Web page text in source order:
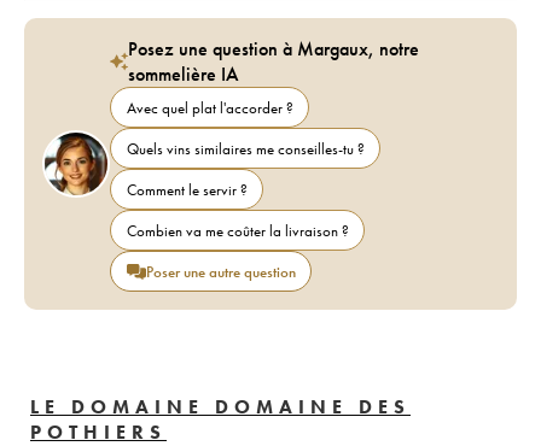
Posez une question à Margaux, notre
sommelière IA
Avec quel plat l'accorder ?
Quels vins similaires me conseilles-tu ?
Comment le servir ?
Combien va me coûter la livraison ?
Poser une autre question
LE DOMAINE DOMAINE DES
POTHIERS